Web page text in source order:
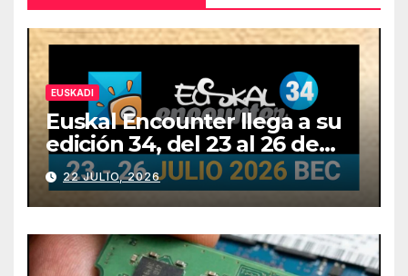
EUSKADI
Euskal Encounter llega a su
edición 34, del 23 al 26 de
julio
22 JULIO, 2026